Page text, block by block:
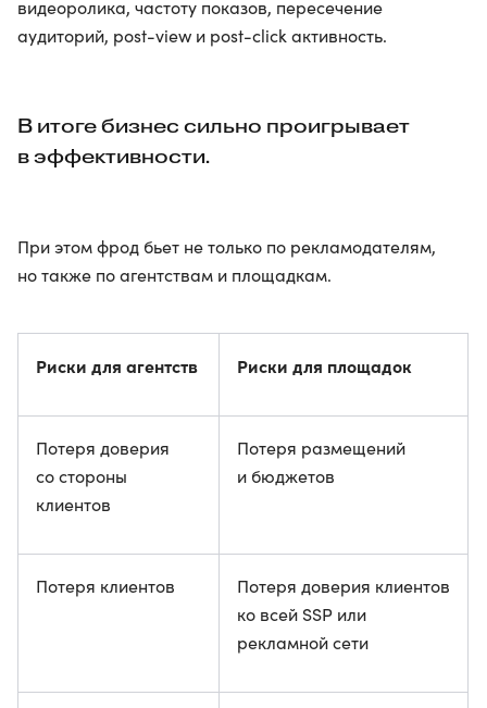
видеоролика, частоту показов, пересечение
аудиторий, post-view и post-click активность.
В итоге бизнес сильно проигрывает
в эффективности.
При этом фрод бьет не только по рекламодателям,
но также по агентствам и площадкам.
Риски для агентств Риски для площадок
Потеря доверия
со стороны
клиентов
Потеря размещений
и бюджетов
Потеря клиентов
Потеря доверия клиентов
ко всей SSP или
рекламной сети